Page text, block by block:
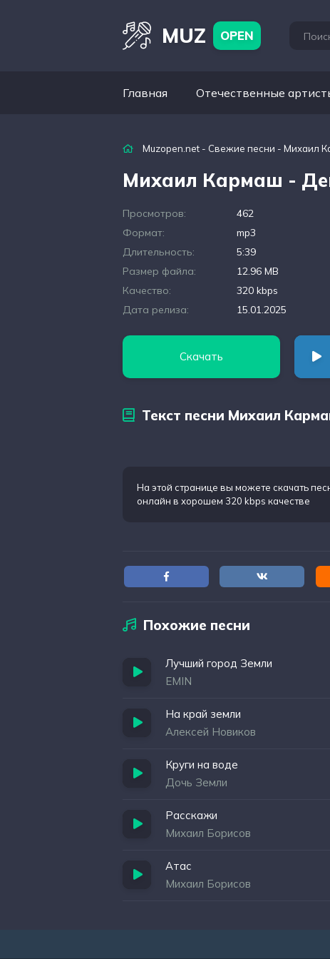
MUZ OPEN
Главная Отечественные
Muzopen.net - Свежие песни - Михаил
Михаил Кармаш -
Просмотров:
462
Формат:
mp3
Длительность:
5:39
Размер файла:
12.96 MB
Качество:
320 kbps
Дата релиза:
15.01.2025
Скачать
Текст песни Михаил
На этой странице вы можете скачать
онлайн в хорошем 320 kbps качестве
Похожие песни
Лучший город Земли
EMIN
На край земли
Алексей Новиков
Круги на воде
Дочь Земли
Расскажи
Михаил Борисов
Атас
Михаил Борисов